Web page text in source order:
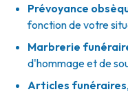
Prévoyance
fonction de votre
Marbrerie
d'hommage et de
Articles funéraires,